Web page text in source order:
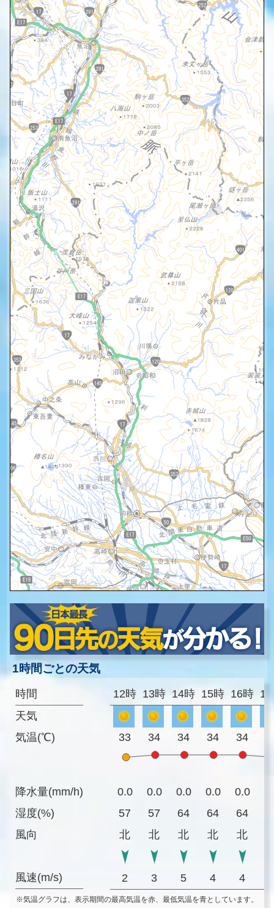
1時間ごとの天気
時間
天気
気温(℃)
降水量(mm/h)
湿度(%)
風向
風速(m/s)
12時 13時 14時 15時 16時
33 34 34 34 34
0.0 0.0 0.0 0.0 0.0
57
57 64 64 64
北
北 北 北 北
2 3 5 4 4
※気温グラフは、表示期間の最高気温を赤、最低気温を青としています。